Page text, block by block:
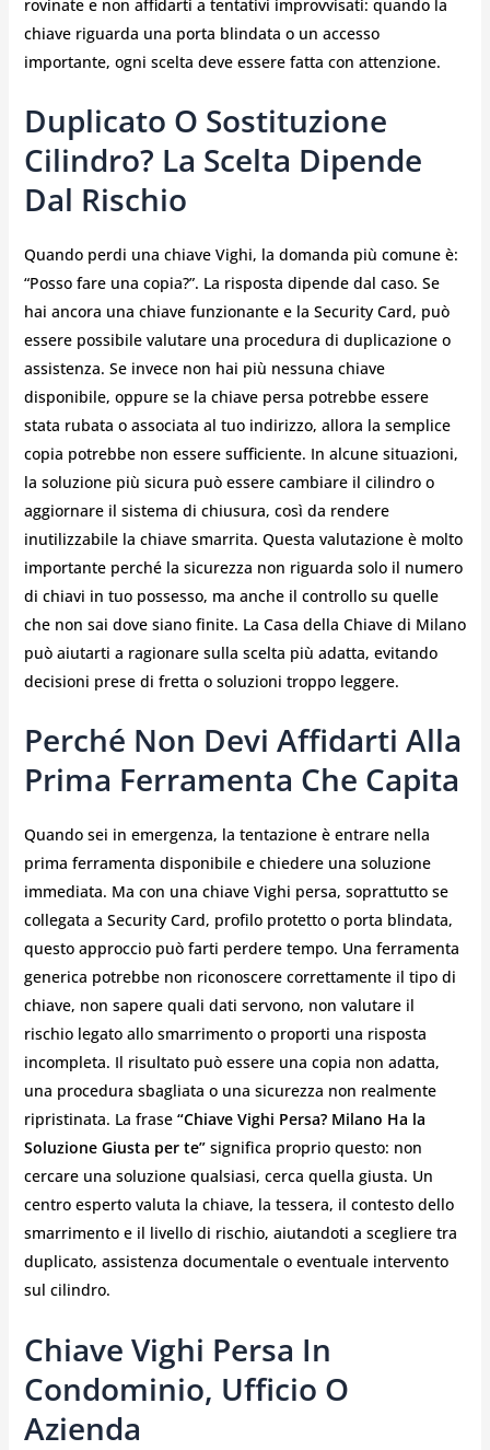
rovinate e non affidarti a tentativi improvvisati: quando la
chiave riguarda una porta blindata o un accesso
importante, ogni scelta deve essere fatta con attenzione.
Duplicato O Sostituzione
Cilindro? La Scelta Dipende
Dal Rischio
Quando perdi una chiave Vighi, la domanda più comune è:
“Posso fare una copia?”. La risposta dipende dal caso. Se
hai ancora una chiave funzionante e la Security Card, può
essere possibile valutare una procedura di duplicazione o
assistenza. Se invece non hai più nessuna chiave
disponibile, oppure se la chiave persa potrebbe essere
stata rubata o associata al tuo indirizzo, allora la semplice
copia potrebbe non essere sufficiente. In alcune situazioni,
la soluzione più sicura può essere cambiare il cilindro o
aggiornare il sistema di chiusura, così da rendere
inutilizzabile la chiave smarrita. Questa valutazione è molto
importante perché la sicurezza non riguarda solo il numero
di chiavi in tuo possesso, ma anche il controllo su quelle
che non sai dove siano finite. La Casa della Chiave di Milano
può aiutarti a ragionare sulla scelta più adatta, evitando
decisioni prese di fretta o soluzioni troppo leggere.
Perché Non Devi Affidarti Alla
Prima Ferramenta Che Capita
Quando sei in emergenza, la tentazione è entrare nella
prima ferramenta disponibile e chiedere una soluzione
immediata. Ma con una chiave Vighi persa, soprattutto se
collegata a Security Card, profilo protetto o porta blindata,
questo approccio può farti perdere tempo. Una ferramenta
generica potrebbe non riconoscere correttamente il tipo di
chiave, non sapere quali dati servono, non valutare il
rischio legato allo smarrimento o proporti una risposta
incompleta. Il risultato può essere una copia non adatta,
una procedura sbagliata o una sicurezza non realmente
ripristinata. La frase “Chiave Vighi Persa? Milano Ha la
Soluzione Giusta per te”significa proprio questo: non
cercare una soluzione qualsiasi, cerca quella giusta. Un
centro esperto valuta la chiave, la tessera, il contesto dello
smarrimento e il livello di rischio, aiutandoti a scegliere tra
duplicato, assistenza documentale o eventuale intervento
sul cilindro.
Chiave Vighi Persa In
Condominio, Ufficio O
Azienda